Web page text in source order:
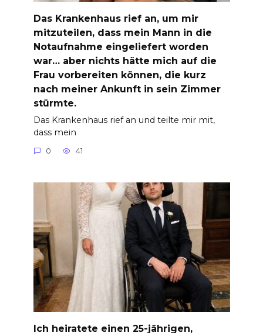
Das Krankenhaus rief an, um mir
mitzuteilen, dass mein Mann in die
Notaufnahme eingeliefert worden
war… aber nichts hätte mich auf die
Frau vorbereiten können, die kurz
nach meiner Ankunft in sein Zimmer
stürmte.
Das Krankenhaus rief an und teilte mir mit,
dass mein
0 41
Ich heiratete einen 25-jährigen,